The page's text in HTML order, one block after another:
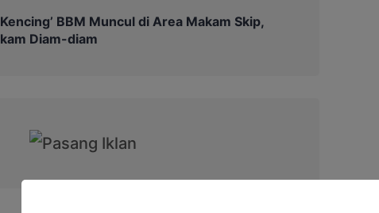
BBM Muncul di Area Makam Skip,
Diam-diam